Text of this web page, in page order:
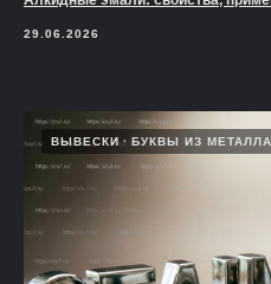
29.06.2026
ВЫВЕСКИ БУКВЫ ИЗ МЕТАЛЛА